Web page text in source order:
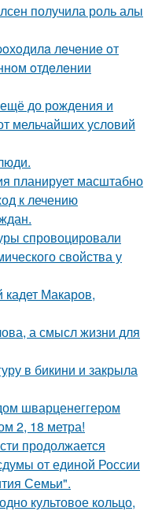
получила роль алы
лeчeниe oт
oтдeлeнии
до рождения и
мельчайших условий
планирует масштабно
к лечению
спровоцировали
свойства у
кадет Макаров,
а смысл жизни для
в бикини и закрыла
шварценеггером
2, 18 метра!
продолжается
от единой России
Семьи".
культовое кольцо,